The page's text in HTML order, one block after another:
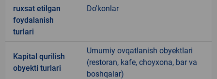
ruxsat etilgan
foydalanish
turlari
Do'konlar
Kapital qurilish
obyekti turlari
Umumiy ovqatlanish obyektlari
(restoran, kafe, choyxona, bar va
boshqalar)